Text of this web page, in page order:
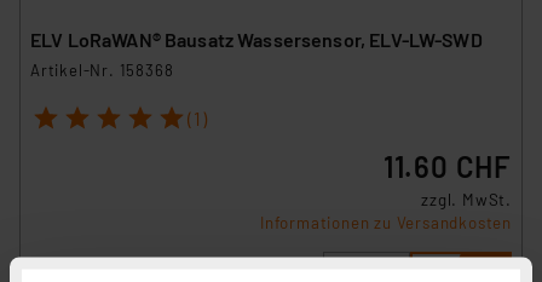
ELV LoRaWAN® Bausatz Wassersensor, ELV-LW-SWD
Artikel-Nr. 158368
1 2 3 4 5 (1)
11.60 CHF
zzgl. MwSt.
Informationen zu Versandkosten